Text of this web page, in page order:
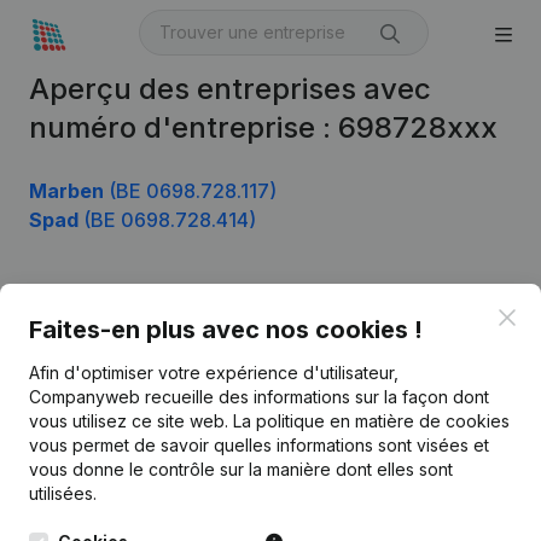
Aperçu des entreprises avec
numéro d'entreprise : 698728xxx
Marben (BE 0698.728.117)
Spad (BE 0698.728.414)
Faites-en plus avec nos cookies !
Afin d'optimiser votre expérience d'utilisateur,
Companyweb recueille des informations sur la façon dont
vous utilisez ce site web. La politique en matière de cookies
vous permet de savoir quelles informations sont visées et
vous donne le contrôle sur la manière dont elles sont
utilisées.
Français
Kantorenpark Everest
248D,
Monitoring
Recherche internationale